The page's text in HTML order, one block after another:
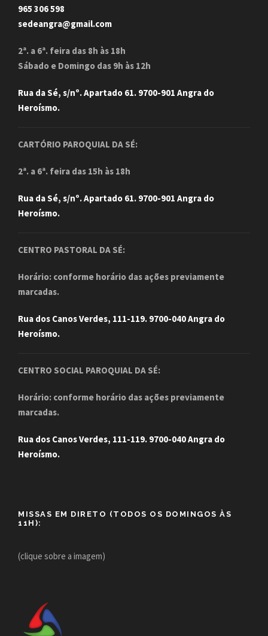
965 306 598
sedeangra@gmail.com
2ª. a 6ª. feira das 8h às 18h
Sábado e Domingo das 9h às 12h
Rua da Sé, s/nº. Apartado 61. 9700-901 Angra do
Heroísmo.
CARTÓRIO PAROQUIAL DA SÉ:
2ª. a 6ª. feira das 15h às 18h
Rua da Sé, s/nº. Apartado 61. 9700-901 Angra do
Heroísmo.
CENTRO PASTORAL DA SÉ:
Horário: conforme horário das ações previamente
marcadas.
Rua dos Canos Verdes, 111-119. 9700-040 Angra do
Heroísmo.
CENTRO SOCIAL PAROQUIAL DA SÉ:
Horário: conforme horário das ações previamente
marcadas.
Rua dos Canos Verdes, 111-119. 9700-040 Angra do
Heroísmo.
MISSAS EM DIRETO (TODOS OS DOMINGOS ÀS
11H):
(clique sobre a imagem)